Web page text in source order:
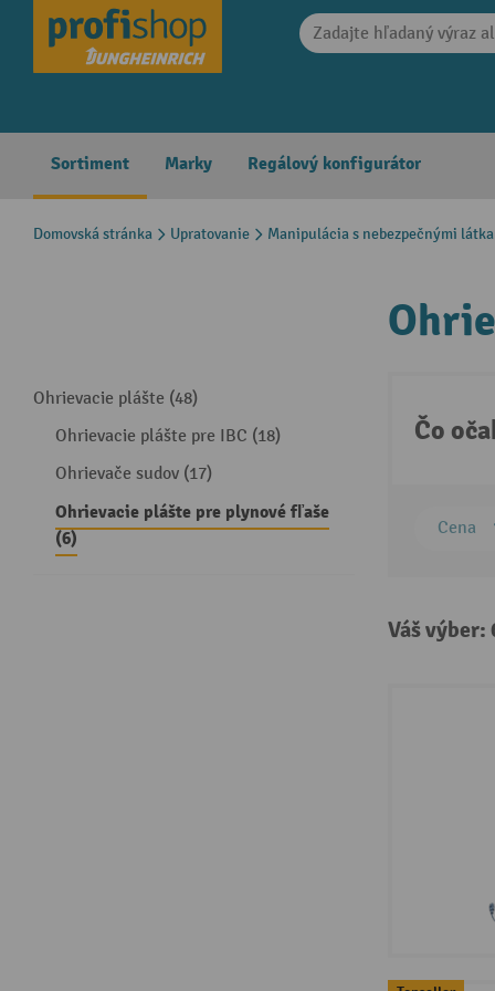
Skip to main navigation
Sortiment Marky Regálový konfigurátor
Domovská stránka Upratovanie Manipulácia s nebezpečnými
Ohrievacie plášte (48)
Ohrievacie plášte pre IBC (18)
Ohrievače sudov (17)
Ohrievacie plášte pre plynové fľaše
(6)
Čo
Cena
Váš